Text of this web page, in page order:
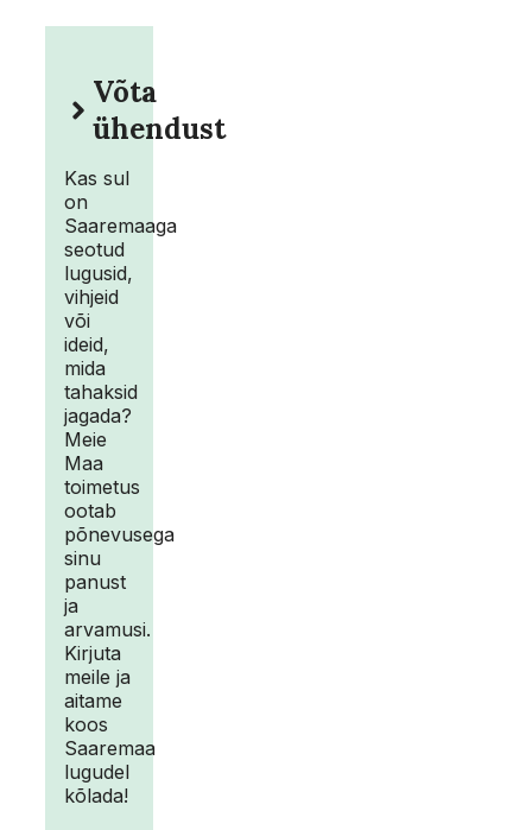
Võta
ühendust
Kas sul
on
Saaremaaga
seotud
lugusid,
vihjeid
või
ideid,
mida
tahaksid
jagada?
Meie
Maa
toimetus
ootab
põnevusega
sinu
panust
ja
arvamusi.
Kirjuta
meile ja
aitame
koos
Saaremaa
lugudel
kõlada!